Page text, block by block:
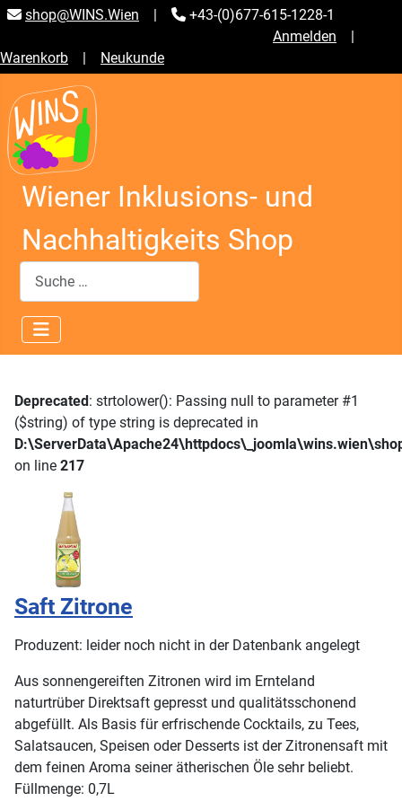
shop@WINS.Wien |
+43-(0)677-615-1228-1
Anmelden |
Warenkorb | Neukunde
Wiener Inklusions- und
Nachhaltigkeits Shop
Suchen
Deprecated : strtolower(): Passing null to parameter #1
($string) of type string is deprecated in
on line 217
Saft Zitrone
Produzent: leider noch nicht in der Datenbank angelegt
Aus sonnengereiften Zitronen wird im Ernteland
naturtrüber Direktsaft gepresst und qualitätsschonend
abgefüllt. Als Basis für erfrischende Cocktails, zu Tees,
Salatsaucen, Speisen oder Desserts ist der Zitronensaft mit
dem feinen Aroma seiner ätherischen Öle sehr beliebt.
Füllmenge: 0,7L